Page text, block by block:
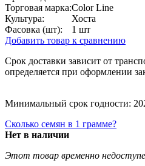
Торговая марка:Color Line
Культура:
Хоста
Фасовка (шт):
1 шт
Добавить товар к сравнению
Срок доставки зависит от
определяется при оформлении
Минимальный срок годности:
Сколько семян в 1 грамме?
Нет в наличии
Этот товар временно